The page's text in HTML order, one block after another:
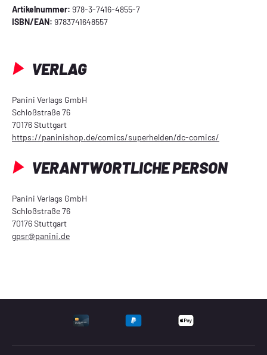
Artikelnummer: 978-3-7416-4855-7
ISBN/EAN: 9783741648557
VERLAG
Panini Verlags GmbH
Schloßstraße 76
70176 Stuttgart
https://paninishop.de/comics/superhelden/dc-comics/
VERANTWORTLICHE PERSON
Panini Verlags GmbH
Schloßstraße 76
70176 Stuttgart
gpsr@panini.de
UNTERSTÜTZTE